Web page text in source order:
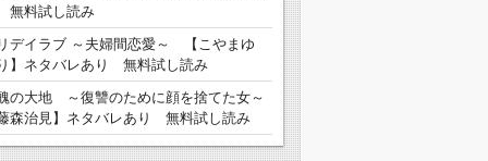
料試し読み
デイラブ ～夫婦間恋愛～ 【こやまゆ
】ネタバレあり 無料試し読み
の大地 ～復讐のために顔を捨てた女～
森治見】ネタバレあり 無料試し読み